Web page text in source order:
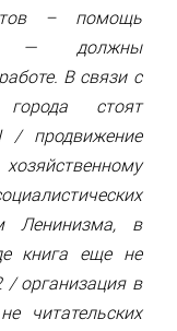
– помощь
— должны
В связи с
стоят
/ продвижение
Ленинизма, в
книга еще не
/ организация в
читательских